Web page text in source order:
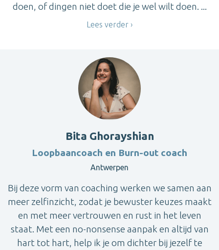
doen, of dingen niet doet die je wel wilt doen. ...
Lees verder
Bita Ghorayshian
Loopbaancoach en Burn-out coach
Antwerpen
Bij deze vorm van coaching werken we samen aan
meer zelfinzicht, zodat je bewuster keuzes maakt
en met meer vertrouwen en rust in het leven
staat. Met een no-nonsense aanpak en altijd van
hart tot hart, help ik je om dichter bij jezelf te